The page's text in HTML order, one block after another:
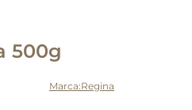
500g
Regina